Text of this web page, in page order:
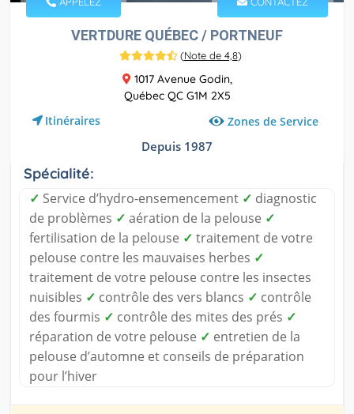
VERTDURE QUÉBEC / PORTNEUF
(Note de 4,8)
1017 Avenue Godin,
Québec QC G1M 2X5
Itinéraires Zones de Service
Depuis 1987
Spécialité:
✓ Service d’hydro-ensemencement ✓ diagnostic
de problèmes ✓ aération de la pelouse ✓
fertilisation de la pelouse ✓ traitement de votre
pelouse contre les mauvaises herbes ✓
traitement de votre pelouse contre les insectes
nuisibles ✓ contrôle des vers blancs ✓ contrôle
des fourmis ✓ contrôle des mites des prés ✓
réparation de votre pelouse ✓ entretien de la
pelouse d’automne et conseils de préparation
pour l’hiver